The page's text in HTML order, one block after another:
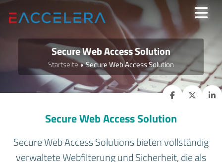
Secure Web Access Solution
Startseite Secure Web Access Solution
Secure Web Access Solution
Secure Web Access Solutions bieten vollständig
verwaltete Webfilterung und Sicherheit, die als